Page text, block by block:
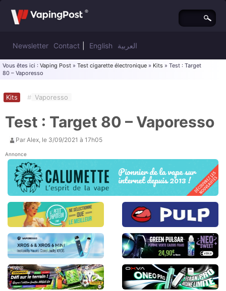
Newsletter Contact English العربية
Vous êtes ici : Vaping Post » Test cigarette électronique » Kits » Test : Target
80 – Vaporesso
Test : Target 80 – Vaporesso
Kits # Vaporesso
Par Alex, le 3/09/2021 à 17h05
Annonce